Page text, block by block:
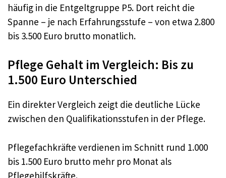
häufig in die Entgeltgruppe P5. Dort reicht die
Spanne – je nach Erfahrungsstufe – von etwa 2.800
bis 3.500 Euro brutto monatlich.
Pflege Gehalt im Vergleich: Bis zu
1.500 Euro Unterschied
Ein direkter Vergleich zeigt die deutliche Lücke
zwischen den Qualifikationsstufen in der Pflege.
Pflegefachkräfte verdienen im Schnitt rund 1.000
bis 1.500 Euro brutto mehr pro Monat als
Pflegehilfskräfte.